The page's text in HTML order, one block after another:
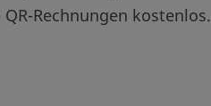
Rechnungen kostenlos.